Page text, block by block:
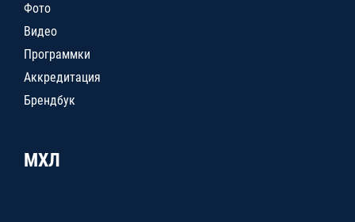
Фото
Видео
Программки
Аккредитация
Брендбук
МХЛ